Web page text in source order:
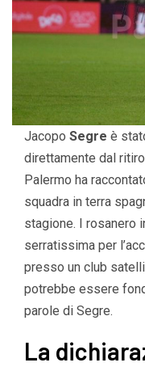
Jacopo Segre è
direttamente dal
Palermo ha
squadra in terra
stagione. I rosanero
serratissima per
presso un club
potrebbe essere
parole di Segre.
La